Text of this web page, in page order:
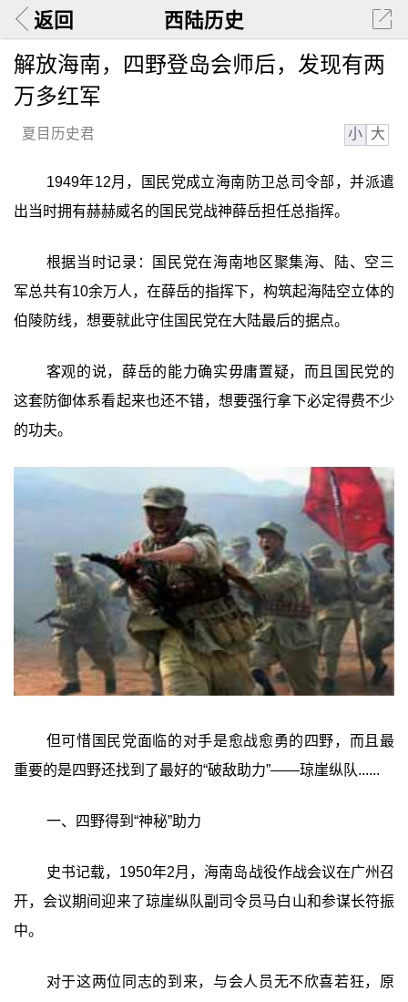
返回 西陆历史
解放海南，四野登岛会师后，发现有两
万多红军
夏目历史君 小 大
1949年12月，国民党成立海南防卫总司令部，并派遣
出当时拥有赫赫威名的国民党战神薛岳担任总指挥。
根据当时记录：国民党在海南地区聚集海、陆、空三
军总共有10余万人，在薛岳的指挥下，构筑起海陆空立体的
伯陵防线，想要就此守住国民党在大陆最后的据点。
客观的说，薛岳的能力确实毋庸置疑，而且国民党的
这套防御体系看起来也还不错，想要强行拿下必定得费不少
的功夫。
但可惜国民党面临的对手是愈战愈勇的四野，而且最
重要的是四野还找到了最好的“破敌助力”——琼崖纵队......
一、四野得到“神秘”助力
史书记载，1950年2月，海南岛战役作战会议在广州召
开，会议期间迎来了琼崖纵队副司令员马白山和参谋长符振
中。
对于这两位同志的到来，与会人员无不欣喜若狂，原